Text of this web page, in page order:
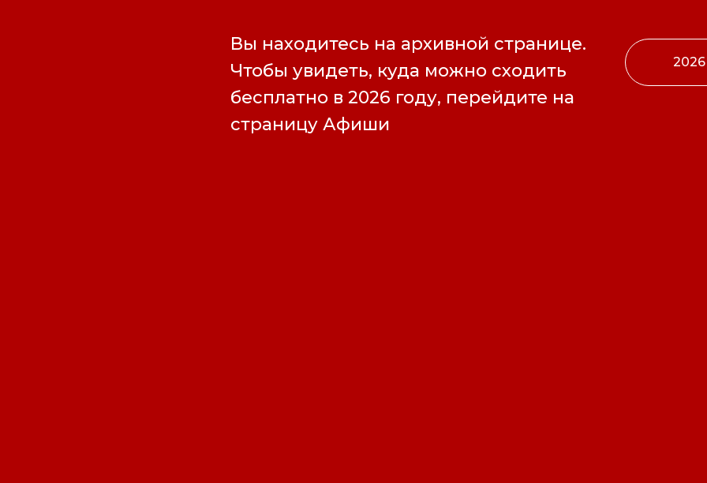
Вы находитесь на архивной странице.
Чтобы увидеть, куда можно сходить
бесплатно в 2026 году, перейдите на
страницу Афиши
2026